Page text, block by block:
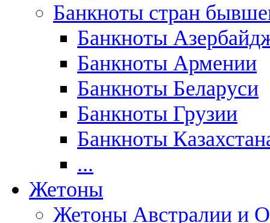
Банкноты стран
Банкноты
Банкноты Армении
Банкноты Беларуси
Банкноты Грузии
Банкноты
...
Жетоны
Жетоны Австралии и